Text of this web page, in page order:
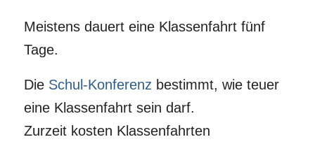
Meistens dauert eine Klassenfahrt fünf
Tage.
Die Schul-Konferenz bestimmt, wie teuer
eine Klassenfahrt sein darf.
Zurzeit kosten Klassenfahrten